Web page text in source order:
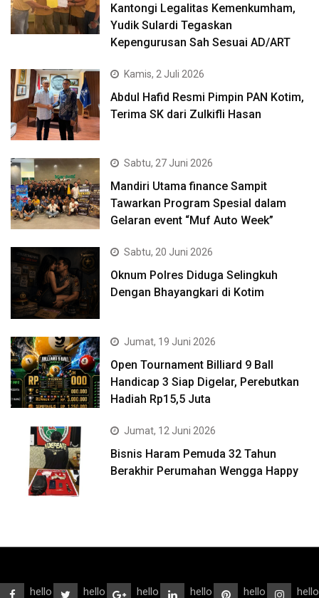
Kantongi Legalitas Kemenkumham,
Yudik Sulardi Tegaskan
Kepengurusan Sah Sesuai AD/ART
Kamis, 2 Juli 2026
Abdul Hafid Resmi Pimpin PAN Kotim,
Terima SK dari Zulkifli Hasan
Sabtu, 27 Juni 2026
Mandiri Utama finance Sampit
Tawarkan Program Spesial dalam
Gelaran event “Muf Auto Week”
Sabtu, 20 Juni 2026
Oknum Polres Diduga Selingkuh
Dengan Bhayangkari di Kotim
Jumat, 19 Juni 2026
Open Tournament Billiard 9 Ball
Handicap 3 Siap Digelar, Perebutkan
Hadiah Rp15,5 Juta
Jumat, 12 Juni 2026
Bisnis Haram Pemuda 32 Tahun
Berakhir Perumahan Wengga Happy
hello hello hello hello hello hello